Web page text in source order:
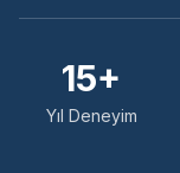
15+
Yıl Deneyim